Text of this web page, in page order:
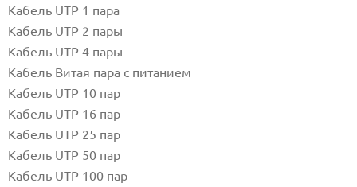
Кабель UTP 1 пара
Кабель UTP 2 пары
Кабель UTP 4 пары
Кабель Витая пара с питанием
Кабель UTP 10 пар
Кабель UTP 16 пар
Кабель UTP 25 пар
Кабель UTP 50 пар
Кабель UTP 100 пар